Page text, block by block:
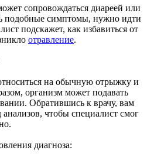
сопровождаться диареей или
подобные симптомы, нужно идти
подскажет, как избавиться от
отравление.
на обычную отрыжку и
организм может подавать
Обратившись к врачу, вам
чтобы специалист смог
диагноза: